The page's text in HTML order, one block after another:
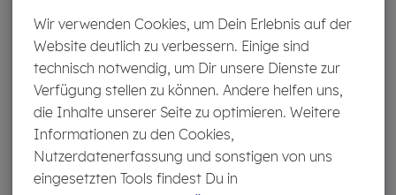
Wir verwenden Cookies, um Dein Erlebnis auf der
Website deutlich zu verbessern. Einige sind
technisch notwendig, um Dir unsere Dienste zur
Verfügung stellen zu können. Andere helfen uns,
die Inhalte unserer Seite zu optimieren. Weitere
Informationen zu den Cookies,
Nutzerdatenerfassung und sonstigen von uns
eingesetzten Tools findest Du in
Auto verkaufen Auto­kauf: Sichere Bezah­lung
Auto­kauf: Unterlagen Auto­kauf: Verhandeln
Kaufvertrag fürs Auto